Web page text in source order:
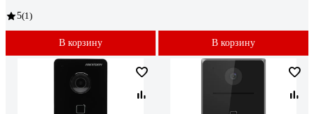
5(1)
В корзину В корзину